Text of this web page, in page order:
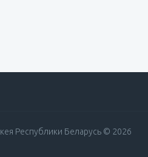
Республики Беларусь © 2026